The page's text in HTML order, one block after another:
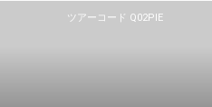
ツアーコード Q02PIE